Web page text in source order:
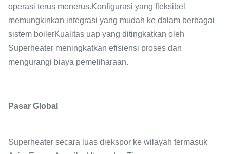
operasi terus menerus.Konfigurasi yang fleksibel
memungkinkan integrasi yang mudah ke dalam berbagai
sistem boilerKualitas uap yang ditingkatkan oleh
Superheater meningkatkan efisiensi proses dan
mengurangi biaya pemeliharaan.
Pasar Global
Superheater secara luas diekspor ke wilayah termasuk